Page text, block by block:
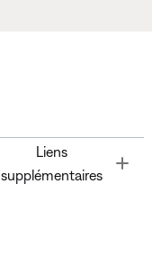
Liens
supplémentaires